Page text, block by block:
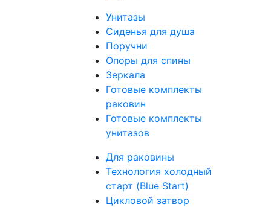
Унитазы
Сиденья для душа
Поручни
Опоры для спины
Зеркала
Готовые комплекты
раковин
Готовые комплекты
унитазов
Для раковины
Технология холодный
старт (Blue Start)
Цикловой затвор